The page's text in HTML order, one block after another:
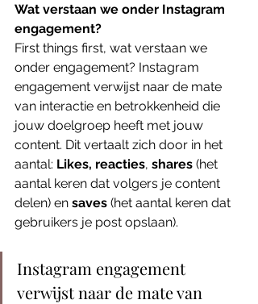
Wat verstaan we onder Instagram
engagement?
First things first, wat verstaan we
onder engagement? Instagram
engagement verwijst naar de mate
van interactie en betrokkenheid die
jouw doelgroep heeft met jouw
content. Dit vertaalt zich door in het
aantal: Likes, reacties, shares (het
aantal keren dat volgers je content
delen) en saves (het aantal keren dat
gebruikers je post opslaan).
Instagram engagement
verwijst naar de mate van